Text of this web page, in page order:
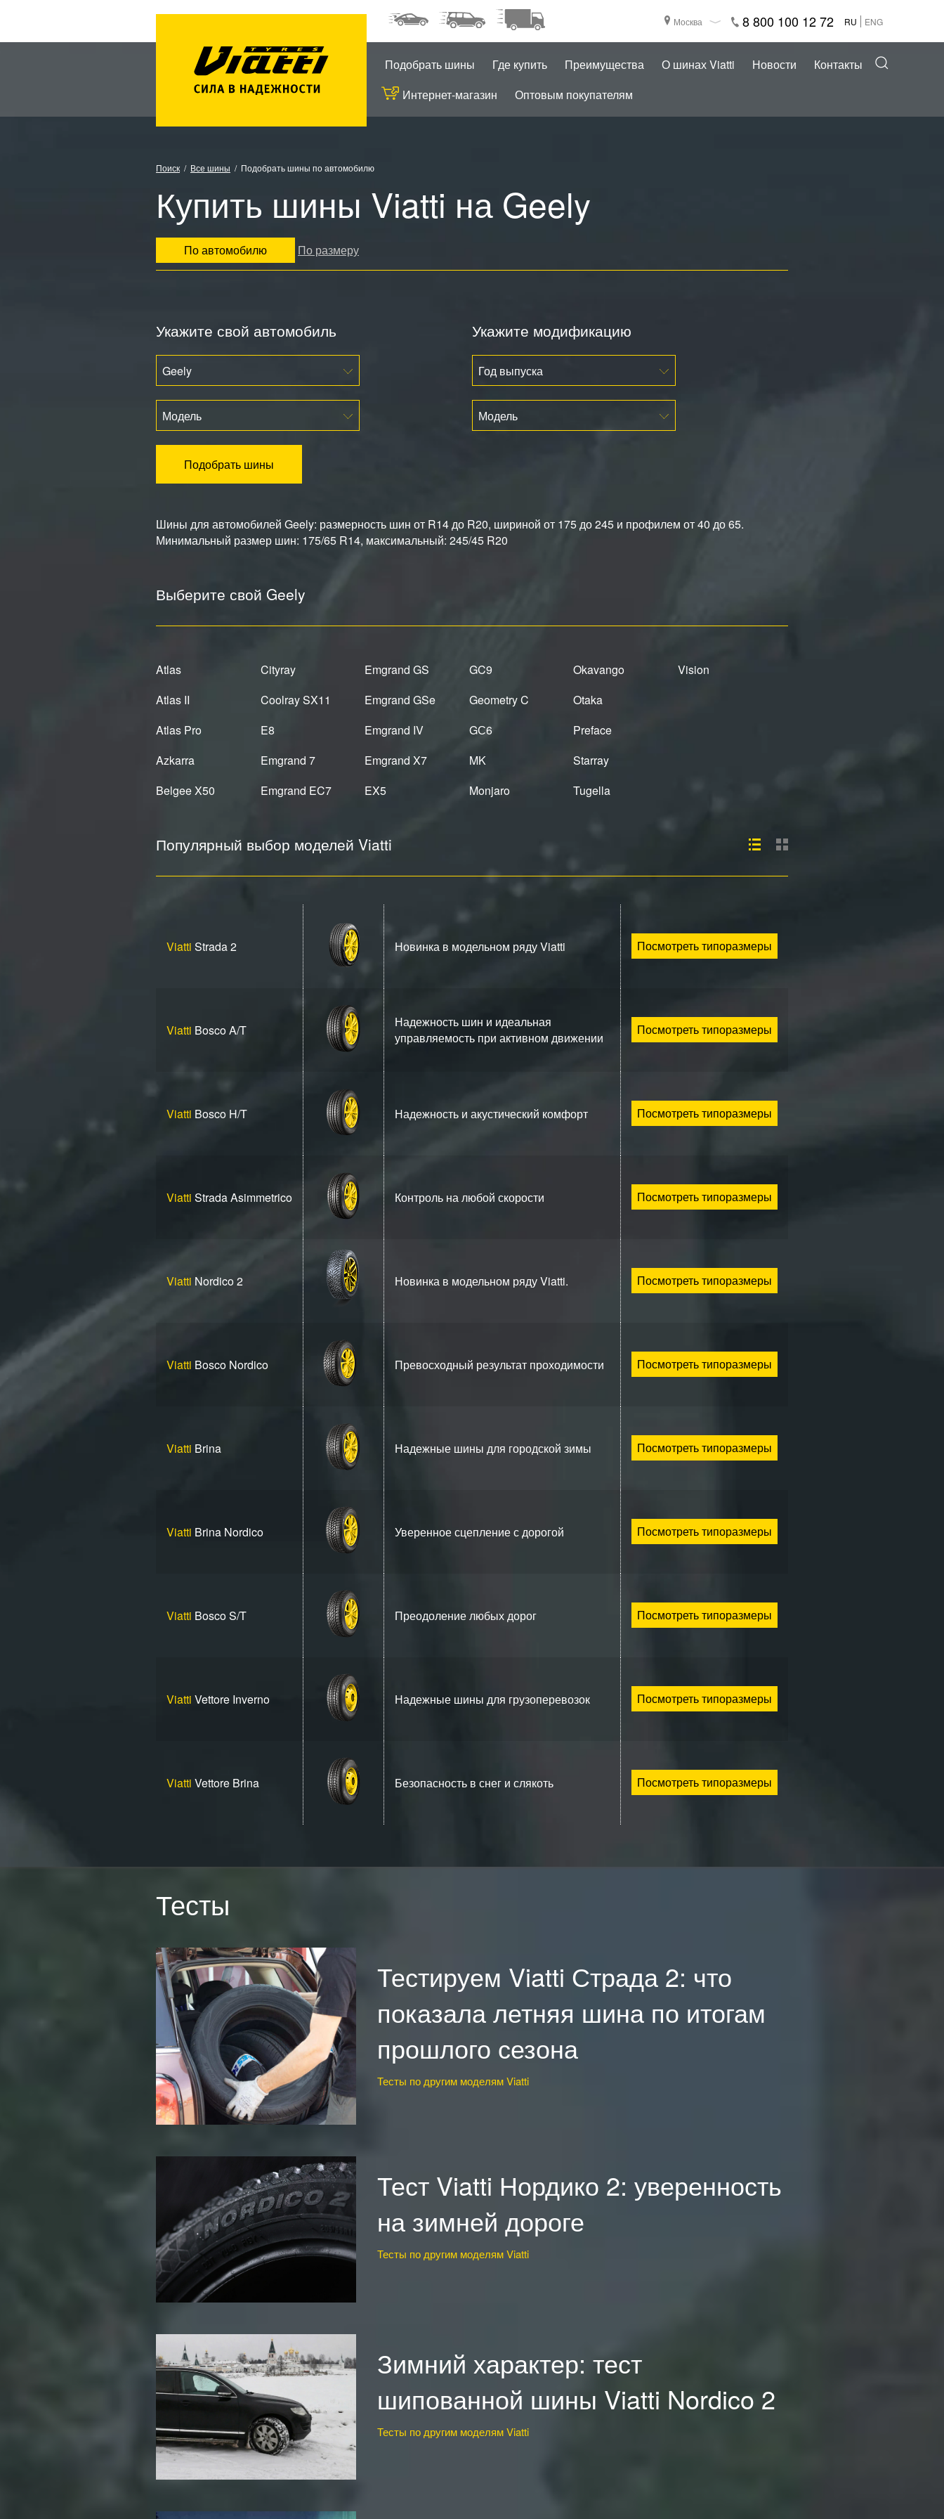
Москва 8 800 100 12 72 RU ENG
Подобрать шины Где купить Преимущества О шинах Viatti Новости
Контакты
Интернет-магазин
Оптовым покупателям
Поиск Все шины Подобрать шины по автомобилю
Купить шины Viatti на Geely
По автомобилю По размеру
Укажите свой автомобиль
Geely
Модель
Укажите модификацию
Год выпуска
Модель
Подобрать шины
Шины для автомобилей Geely: размерность шин от R14 до R20, шириной от 175 до 245 и профилем от 40 до 65.
Минимальный размер шин: 175/65 R14, максимальный: 245/45 R20
Выберите свой Geely
Atlas
Atlas II
Atlas Pro
Azkarra
Belgee X50
Cityray
Coolray SX11
E8
Emgrand 7
Emgrand EC7
Emgrand GS
Emgrand GSe
Emgrand IV
Emgrand X7
EX5
GC9
Geometry C
GС6
MK
Monjaro
Okavango
Otaka
Preface
Starray
Tugella
Vision
Популярный выбор моделей Viatti
Viatti Strada 2 Новинка в модельном ряду Viatti Посмотреть типоразмеры
Viatti Bosco A/T
Надежность шин и идеальная
управляемость при активном движении
Посмотреть типоразмеры
Viatti Bosco H/T Надежность и акустический комфорт Посмотреть типоразмеры
Viatti Strada Asimmetrico Контроль на любой скорости Посмотреть типоразмеры
Viatti Nordico 2 Новинка в модельном ряду Viatti. Посмотреть типоразмеры
Viatti Bosco Nordico Превосходный результат проходимости Посмотреть типоразмеры
Viatti Brina Надежные шины для городской зимы Посмотреть типоразмеры
Viatti Brina Nordico Уверенное сцепление с дорогой Посмотреть типоразмеры
Viatti Bosco S/T Преодоление любых дорог Посмотреть типоразмеры
Viatti Vettore Inverno Надежные шины для грузоперевозок Посмотреть типоразмеры
Viatti Vettore Brina Безопасность в снег и слякоть Посмотреть типоразмеры
Тесты
Тестируем Viatti Страда 2: что
показала летняя шина по итогам
прошлого сезона
Тесты по другим моделям Viatti
Тест Viatti Нордико 2: уверенность
на зимней дороге
Тесты по другим моделям Viatti
Зимний характер: тест
шипованной шины Viatti Nordico 2
Тесты по другим моделям Viatti